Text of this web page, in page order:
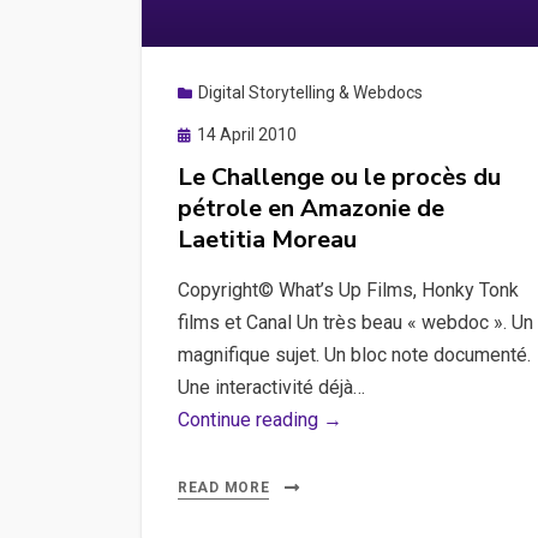
Digital Storytelling & Webdocs
Posted
14 April 2010
Le Challenge ou le procès du
pétrole en Amazonie de
Laetitia Moreau
Copyright© What’s Up Films, Honky Tonk
films et Canal Un très beau « webdoc ». Un
magnifique sujet. Un bloc note documenté.
Une interactivité déjà…
Continue reading →
READ MORE